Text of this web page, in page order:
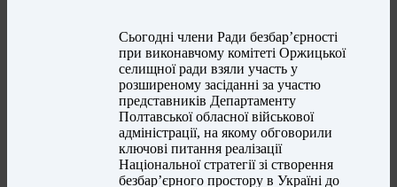
Сьогодні члени Ради безбар’єрності
при виконавчому комітеті Оржицької
селищної ради взяли участь у
розширеному засіданні за участю
представників Департаменту
Полтавської обласної військової
адміністрації, на якому обговорили
ключові питання реалізації
Національної стратегії зі створення
безбар’єрного простору в Україні до